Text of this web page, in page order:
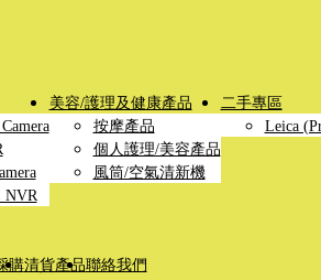
NVR
美容/護理及健康產品
按摩產品
個人護理/美容產品
風筒/空氣清新機
二手專區
Leica
購清貨產品聯絡我們